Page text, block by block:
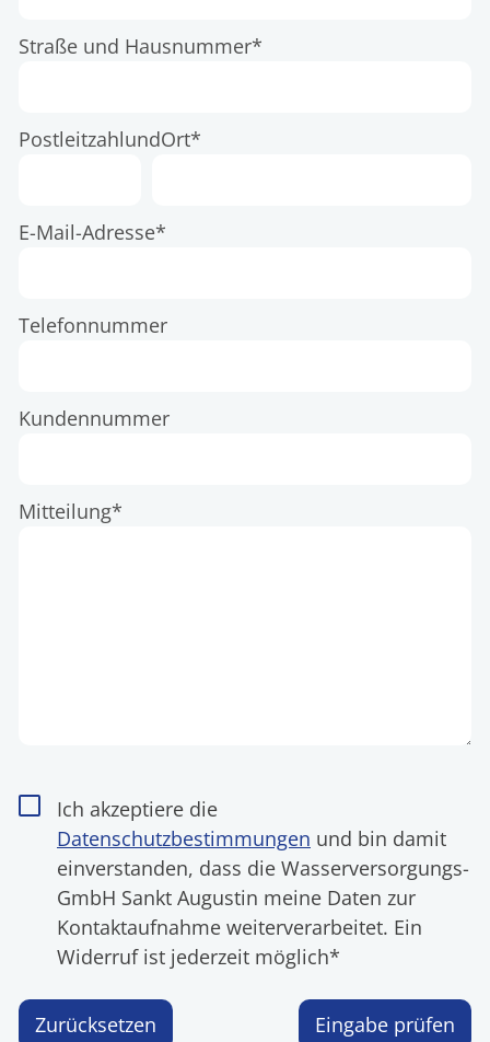
Straße und Hausnummer*
PostleitzahlundOrt*
E-Mail-Adresse*
Telefonnummer
Kundennummer
Mitteilung*
Ich akzeptiere die
Datenschutzbestimmungen und bin damit
einverstanden, dass die Wasserversorgungs-
GmbH Sankt Augustin meine Daten zur
Kontaktaufnahme weiterverarbeitet. Ein
Widerruf ist jederzeit möglich*
Zurücksetzen Eingabe prüfen